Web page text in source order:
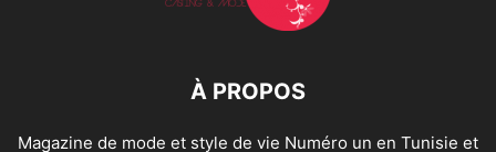
À PROPOS
Magazine de mode et style de vie Numéro un en Tunisie et